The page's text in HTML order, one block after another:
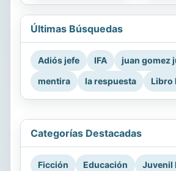
Últimas Búsquedas
Adiós jefe IFA
juan gomez
mentira
la respuesta Libro
Categorías Destacadas
Ficción Educación Juvenil